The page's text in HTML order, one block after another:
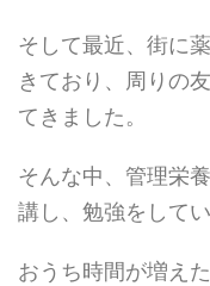
そして最近、街に
きており、周りの
てきました。
そんな中、管理栄
講し、勉強をして
おうち時間が増え